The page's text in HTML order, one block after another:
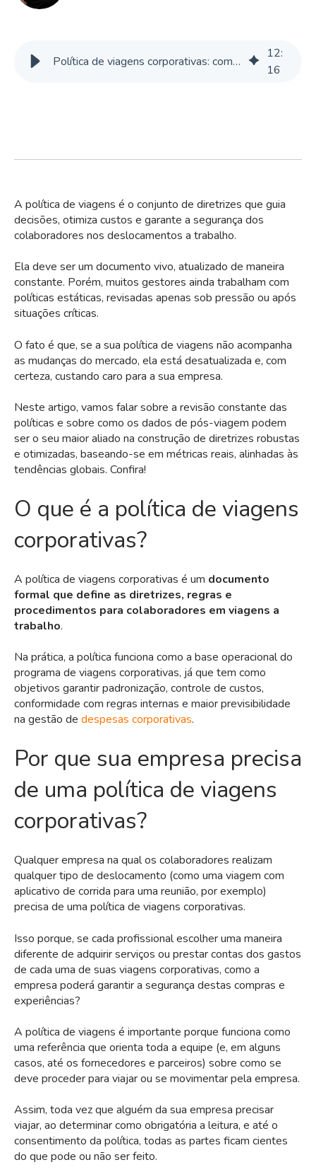
Política de viagens corporativas: como atualizar a partir de dados?
12:
16
A política de viagens é o conjunto de diretrizes que guia
decisões, otimiza custos e garante a segurança dos
colaboradores nos deslocamentos a trabalho.
Ela deve ser um documento vivo, atualizado de maneira
constante. Porém, muitos gestores ainda trabalham com
políticas estáticas, revisadas apenas sob pressão ou após
situações críticas.
O fato é que, se a sua política de viagens não acompanha
as mudanças do mercado, ela está desatualizada e, com
certeza, custando caro para a sua empresa.
Neste artigo, vamos falar sobre a revisão constante das
políticas e sobre como os dados de pós-viagem podem
ser o seu maior aliado na construção de diretrizes robustas
e otimizadas, baseando-se em métricas reais, alinhadas às
tendências globais. Confira!
O que é a política de viagens
corporativas?
A política de viagens corporativas é um documento
formal que define as diretrizes, regras e
procedimentos para colaboradores em viagens a
trabalho.
Na prática, a política funciona como a base operacional do
programa de viagens corporativas, já que tem como
objetivos garantir padronização, controle de custos,
conformidade com regras internas e maior previsibilidade
na gestão de despesas corporativas.
Por que sua empresa precisa
de uma política de viagens
corporativas?
Qualquer empresa na qual os colaboradores realizam
qualquer tipo de deslocamento (como uma viagem com
aplicativo de corrida para uma reunião, por exemplo)
precisa de uma política de viagens corporativas.
Isso porque, se cada profissional escolher uma maneira
diferente de adquirir serviços ou prestar contas dos gastos
de cada uma de suas viagens corporativas, como a
empresa poderá garantir a segurança destas compras e
experiências?
A política de viagens é importante porque funciona como
uma referência que orienta toda a equipe (e, em alguns
casos, até os fornecedores e parceiros) sobre como se
deve proceder para viajar ou se movimentar pela empresa.
Assim, toda vez que alguém da sua empresa precisar
viajar, ao determinar como obrigatória a leitura, e até o
consentimento da política, todas as partes ficam cientes
do que pode ou não ser feito.